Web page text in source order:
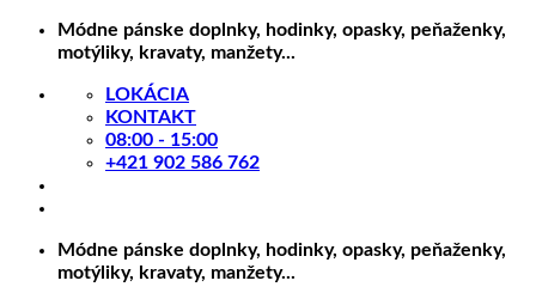
Skip
Módne pánske doplnky, hodinky, opasky, peňaženky,
motýliky, kravaty, manžety...
LOKÁCIA
KONTAKT
08:00 - 15:00
+421 902 586 762
Módne pánske doplnky, hodinky, opasky, peňaženky,
motýliky, kravaty, manžety...